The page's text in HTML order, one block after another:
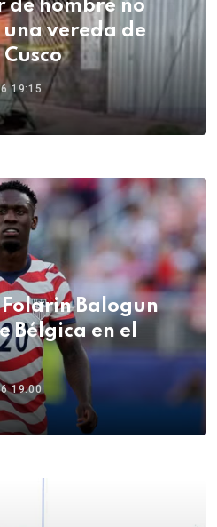
de hombre no
vereda de
19:15
Balogun
Bélgica en el
19:00